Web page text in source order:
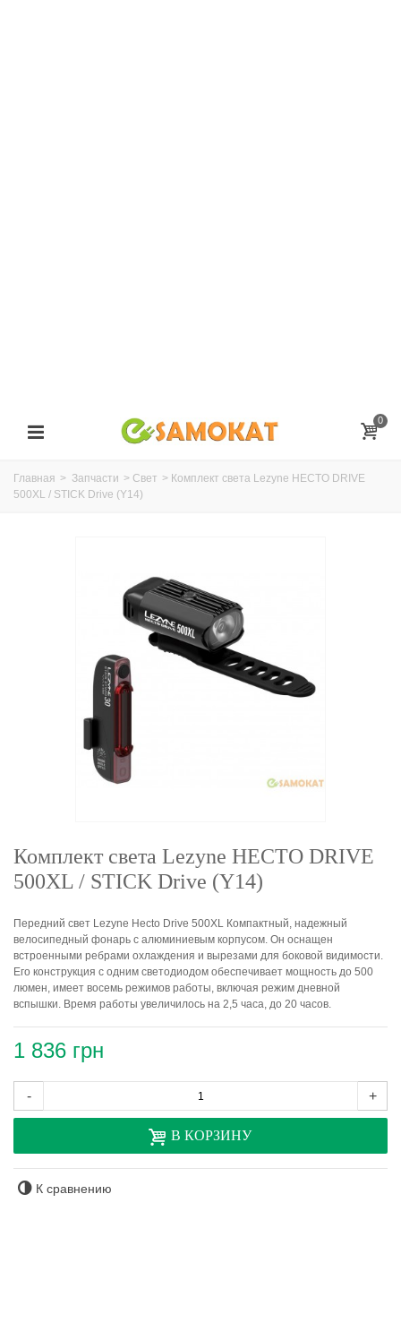
0
Главная > Запчасти > Свет > Комплект света Lezyne HECTO DRIVE
500XL / STICK Drive (Y14)
Комплект света Lezyne HECTO DRIVE
500XL / STICK Drive (Y14)
Передний свет Lezyne Hecto Drive 500XL Компактный, надежный
велосипедный фонарь с алюминиевым корпусом. Он оснащен
встроенными ребрами охлаждения и вырезами для боковой видимости.
Его конструкция с одним светодиодом обеспечивает мощность до 500
люмен, имеет восемь режимов работы, включая режим дневной
вспышки. Время работы увеличилось на 2,5 часа, до 20 часов.
1 836 грн
- +
В КОРЗИНУ
К сравнению